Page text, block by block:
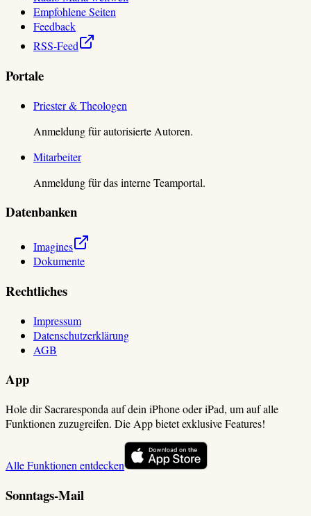
Empfohlene Seiten
Feedback
RSS-Feed
Portale
Priester & Theologen
Anmeldung für autorisierte Autoren.
Mitarbeiter
Anmeldung für das interne Teamportal.
Datenbanken
Imagines
Dokumente
Rechtliches
Impressum
Datenschutzerklärung
AGB
App
Hole dir Sacraresponda auf dein iPhone oder iPad, um auf alle
Funktionen zuzugreifen. Die App bietet exklusive Features!
Alle Funktionen entdecken
Sonntags-Mail